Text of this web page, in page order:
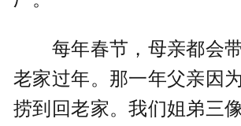
每年春节，母亲都会带
老家过年。那一年父亲因
捞到回老家。我们姐弟三